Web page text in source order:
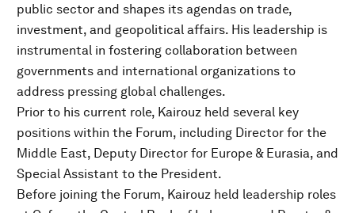
public sector and shapes its agendas on trade,
investment, and geopolitical affairs. His leadership is
instrumental in fostering collaboration between
governments and international organizations to
address pressing global challenges.
Prior to his current role, Kairouz held several key
positions within the Forum, including Director for the
Middle East, Deputy Director for Europe & Eurasia, and
Special Assistant to the President.
Before joining the Forum, Kairouz held leadership roles